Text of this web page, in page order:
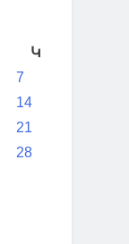
Կ
7
14
21
28